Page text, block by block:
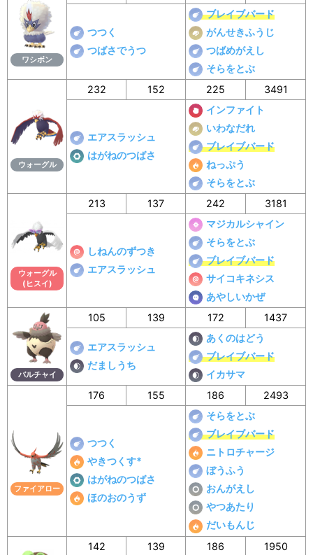
ワシボン
つつく
つばさでうつ
ブレイブバード
がんせきふうじ
つばめがえし
そらをとぶ
ウォーグル
232 152 225 3491
エアスラッシュ
はがねのつばさ
インファイト
いわなだれ
ブレイブバード
ねっぷう
そらをとぶ
ウォーグル
(ヒスイ)
213 137 242 3181
しねんのずつき
エアスラッシュ
マジカルシャイン
そらをとぶ
ブレイブバード
サイコキネシス
あやしいかぜ
バルチャイ
105 139 172 1437
エアスラッシュ
だましうち
あくのはどう
ブレイブバード
イカサマ
ファイアロー
176 155 186 2493
つつく
やきつくす*
はがねのつばさ
ほのおのうず
そらをとぶ
ブレイブバード
ニトロチャージ
ぼうふう
おんがえし
やつあたり
だいもんじ
142 139 186
1950